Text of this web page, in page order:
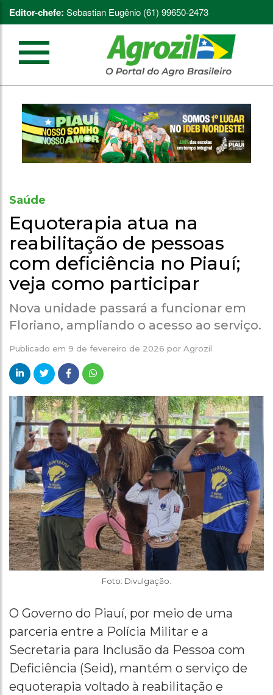
Editor-chefe: Sebastian Eugênio (61) 99650-2473
Saúde
Equoterapia atua na
reabilitação de pessoas
com deficiência no Piauí;
veja como participar
Nova unidade passará a funcionar em
Floriano, ampliando o acesso ao serviço.
Publicado em 9 de fevereiro de 2026 por Agrozil
Foto: Divulgação.
O Governo do Piauí, por meio de uma
parceria entre a Polícia Militar e a
Secretaria para Inclusão da Pessoa com
Deficiência (Seid), mantém o serviço de
equoterapia voltado à reabilitação e